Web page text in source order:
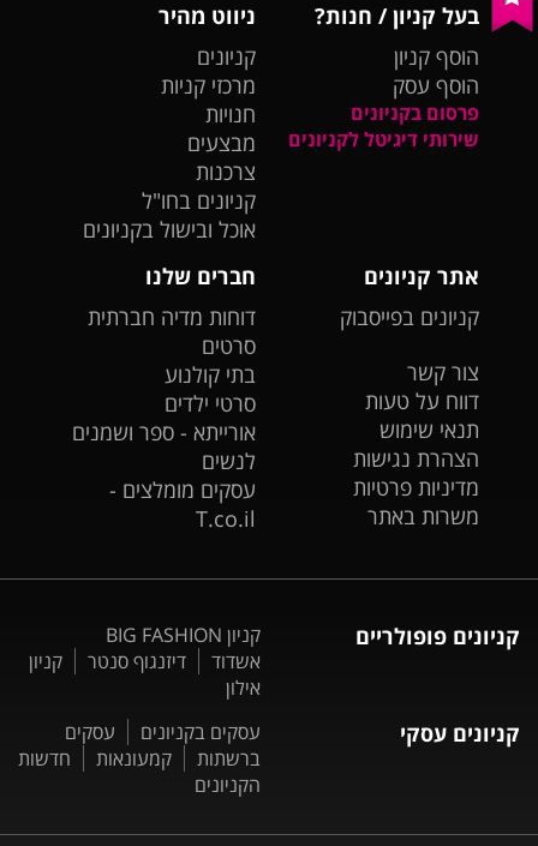
בעל קניון / חנות?
הוסף קניון
הוסף עסק
פרסום בקניונים
שירותי דיגיטל לקניונים
ניווט מהיר
קניונים
מרכזי קניות
חנויות
מבצעים
צרכנות
קניונים בחו"ל
אוכל ובישול בקניונים
אתר קניונים
קניונים בפייסבוק
צור קשר
דווח על טעות
תנאי שימוש
הצהרת נגישות
מדיניות פרטיות
משרות באתר
חברים שלנו
דוחות מדיה חברתית
סרטים
בתי קולנוע
סרטי ילדים
אורייתא - ספר ושמנים
לנשים
עסקים מומלצים -
T.co.il
קניונים פופולריים
קניון BIG FASHION
אשדוד
דיזנגוף סנטר
קניון
אילון
קניונים עסקי עסקים בקניונים
עסקים
ברשתות
קמעונאות
חדשות
הקניונים